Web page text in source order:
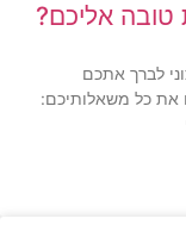
טובה אליכם?
לברך אתכם
את כל משאלותיכם: